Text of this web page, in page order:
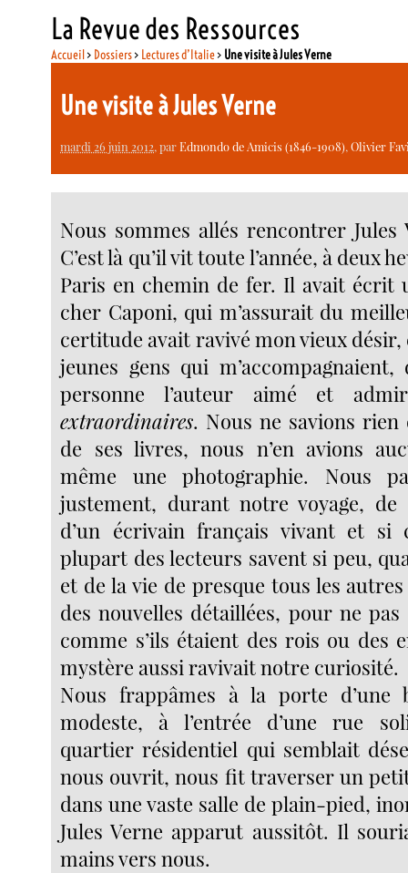
La Revue des Ressources
Accueil> Dossiers> Lectures d’Italie> Une visite à Jules Verne
Une visite à Jules Verne
mardi 26 juin 2012, parEdmondo de Amicis (1846-1908),Olivier
Nous sommes allés rencontrer Jules
C’est là qu’il vit toute l’année, à deux
Paris en chemin de fer. Il avait écrit
cher Caponi, qui m’assurait du
certitude avait ravivé mon vieux désir,
jeunes gens qui
personne l’auteur aimé et
extraordinaires. Nous ne savions
de ses livres, nous n’en avions
même une photographie. Nous
justement, durant notre voyage, de
d’un écrivain français vivant et si
plupart des lecteurs savent si peu,
et de la vie de presque tous les
des nouvelles détaillées, pour ne
comme s’ils étaient des rois ou des
mystère aussi ravivait notre curiosité.
Nous frappâmes à la porte d’une
modeste, à l’entrée d’une rue
quartier résidentiel qui semblait
nous ouvrit, nous fit traverser un
dans une vaste salle de plain-pied,
Jules Verne apparut aussitôt. Il
mains vers nous.